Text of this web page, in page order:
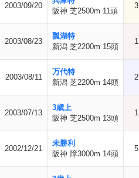
2003/09/20
阪神 芝2500m 11頭
3
2003/08/23
瓢湖特
新潟 芝2200m 15頭
1
2003/08/11
万代特
新潟 芝2200m 14頭
2
2003/07/13
3歳上
阪神 芝2500m 13頭
1
2002/12/21
未勝利
阪神 障3000m 14頭
5